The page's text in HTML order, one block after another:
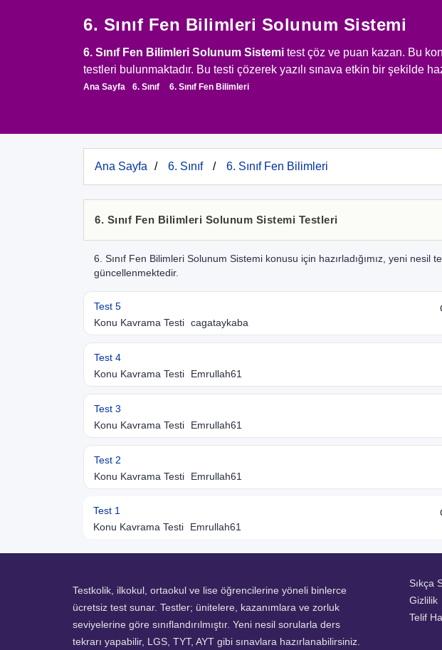
6. Sınıf Fen Bilimleri Solunum Sistemi
6. Sınıf Fen Bilimleri Solunum Sistemi test çöz ve puan kazan. Bu
testleri bulunmaktadır. Bu testi çözerek yazılı sınava etkin bir şekilde
Ana Sayfa 6. Sınıf 6. Sınıf Fen Bilimleri
Ana Sayfa 6. Sınıf 6. Sınıf Fen Bilimleri
6. Sınıf Fen Bilimleri Solunum Sistemi Testleri
6. Sınıf Fen Bilimleri Solunum Sistemi konusu için hazırladığımız, yeni nesil
güncellenmektedir.
Test 5
Konu Kavrama Testi cagataykaba
Test 4
Konu Kavrama Testi
Emrullah61
Test 3
Konu Kavrama Testi
Emrullah61
Test 2
Konu Kavrama Testi
Emrullah61
Test 1
Konu Kavrama Testi
Emrullah61
Testkolik, ilkokul, ortaokul ve lise öğrencilerine yöneli binlerce
ücretsiz test sunar. Testler; ünitelere, kazanımlara ve zorluk
seviyelerine göre sınıflandırılmıştır. Yeni nesil sorularla ders
tekrarı yapabilir, LGS, TYT, AYT gibi sınavlara hazırlanabilirsiniz.
Sıkça
Gizlilik
Telif